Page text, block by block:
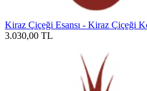
Kiraz Çiçeği Esansı - Kiraz Çiçeği
3.030,00 TL